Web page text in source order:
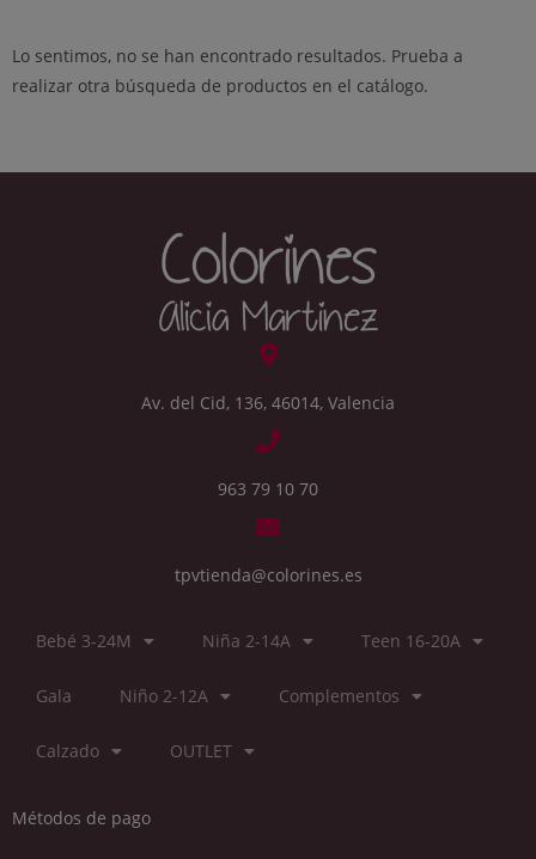
Lo sentimos, no se han encontrado resultados. Prueba a
realizar otra búsqueda de productos en el catálogo.
Av. del Cid, 136, 46014, Valencia
963 79 10 70
tpvtienda@colorines.es
Bebé 3-24M Niña 2-14A Teen 16-20A
Gala Niño 2-12A Complementos
Calzado OUTLET
Métodos de pago